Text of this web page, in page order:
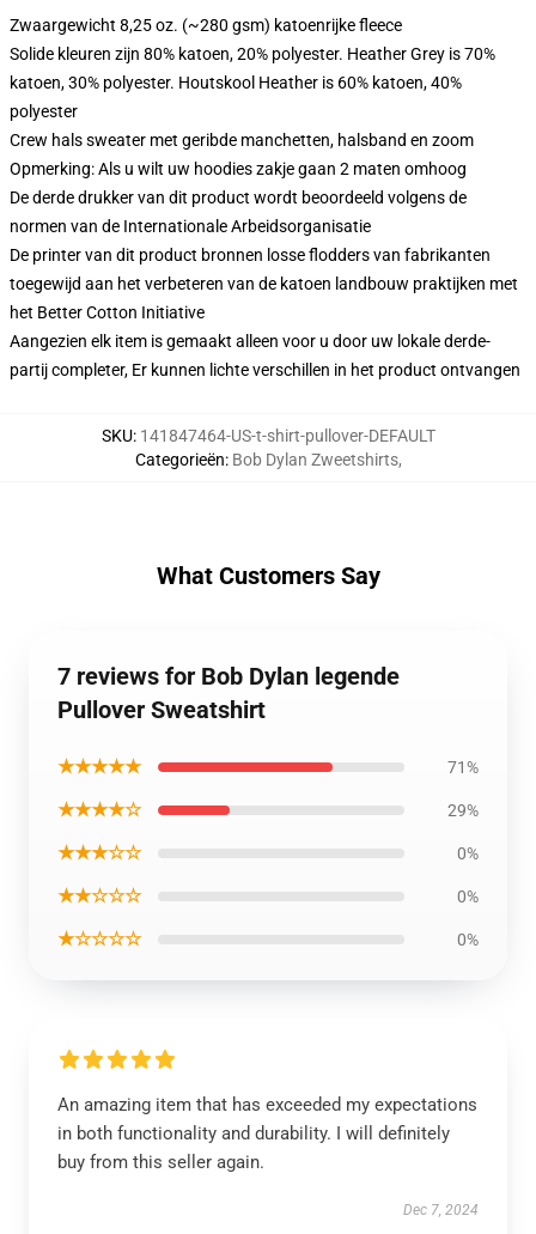
Zwaargewicht 8,25 oz. (~280 gsm) katoenrijke fleece
Solide kleuren zijn 80% katoen, 20% polyester. Heather Grey is 70%
katoen, 30% polyester. Houtskool Heather is 60% katoen, 40%
polyester
Crew hals sweater met geribde manchetten, halsband en zoom
Opmerking: Als u wilt uw hoodies zakje gaan 2 maten omhoog
De derde drukker van dit product wordt beoordeeld volgens de
normen van de Internationale Arbeidsorganisatie
De printer van dit product bronnen losse flodders van fabrikanten
toegewijd aan het verbeteren van de katoen landbouw praktijken met
het Better Cotton Initiative
Aangezien elk item is gemaakt alleen voor u door uw lokale derde-
partij completer, Er kunnen lichte verschillen in het product ontvangen
SKU: 141847464-US-t-shirt-pullover-DEFAULT
Categorieën: Bob Dylan Zweetshirts,
What Customers Say
7 reviews for Bob Dylan legende
Pullover Sweatshirt
★★★★★ 71%
★★★★☆ 29%
★★★☆☆ 0%
★★☆☆☆ 0%
★☆☆☆☆ 0%
An amazing item that has exceeded my expectations
in both functionality and durability. I will definitely
buy from this seller again.
Dec 7, 2024